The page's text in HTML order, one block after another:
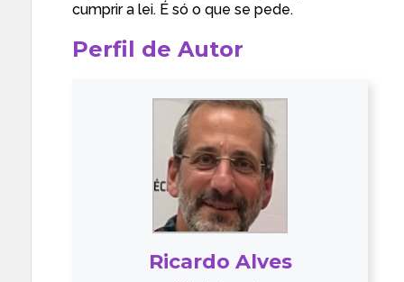
cumprir a lei. É só o que se pede.
Perfil de Autor
Ricardo Alves